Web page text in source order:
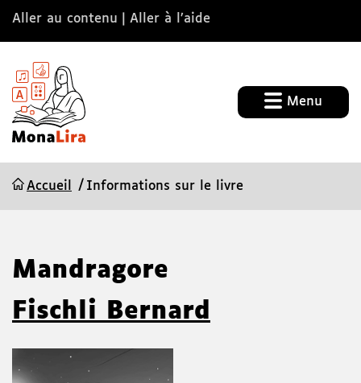
Aller au contenu Aller à l’aide
Menu
Accueil Informations sur le livre
Mandragore
Fischli Bernard